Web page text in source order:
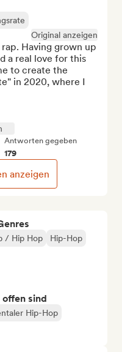
/ Hip Hop
Hip-Hop
sind
Hip-Hop
Original anzeigen
Having grown up
a real love for this
to create the
in 2020, where I
Antworten gegeben
179
anzeigen